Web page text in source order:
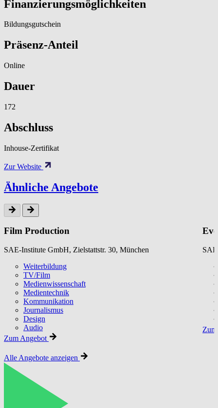
Finanzierungsmöglichkeiten
Bildungsgutschein
Präsenz-Anteil
Online
Dauer
172
Abschluss
Inhouse-Zertifikat
Zur Website
Ähnliche Angebote
Film Production
SAE-Institute GmbH, Zielstattstr. 30, München
Weiterbildung
TV/Film
Medienwissenschaft
Medientechnik
Kommunikation
Journalismus
Design
Audio
Zum Angebot
Alle Angebote anzeigen